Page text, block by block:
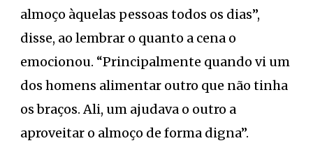
almoço àquelas pessoas todos os dias”,
disse, ao lembrar o quanto a cena o
emocionou. “Principalmente quando vi um
dos homens alimentar outro que não tinha
os braços. Ali, um ajudava o outro a
aproveitar o almoço de forma digna”.